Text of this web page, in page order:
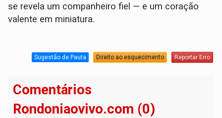
se revela um companheiro fiel — e um coração
valente em miniatura.
Sugestão de Pauta Direito ao esquecimento Reportar Erro
Comentários
Rondoniaovivo.com (0)